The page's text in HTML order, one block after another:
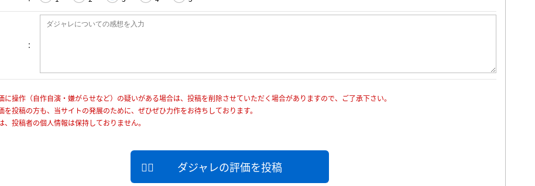
操作（自作自演・嫌がらせなど）の疑いがある場合は、投稿を削除させていただく場合がありますので、ご了承下さい。
投稿の方も、当サイトの発展のために、ぜひぜひ力作をお待ちしております。
投稿者の個人情報は保持しておりません。
ダジャレの評価を投稿